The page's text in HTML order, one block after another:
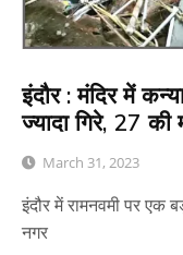
इंदौर : मंदिर में
ज्यादा गिरे, 27 की
March 31, 2023
इंदौर में रामनवमी पर एक
नगर